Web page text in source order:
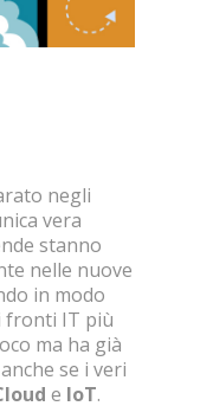
negli
vera
stanno
nelle nuove
in modo
fronti IT più
ma ha già
se i veri
e IoT.